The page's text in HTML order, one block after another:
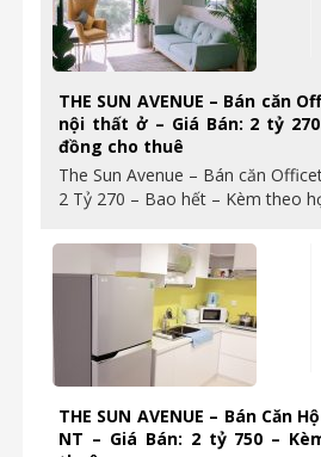
THE SUN AVENUE – Bán căn
nội thất ở – Giá Bán: 2 tỷ
đồng cho thuê
The Sun Avenue – Bán căn
2 Tỷ 270 – Bao hết – Kèm theo
THE SUN AVENUE – Bán Căn
NT – Giá Bán: 2 tỷ 750 –